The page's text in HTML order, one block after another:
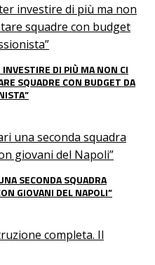
DI PIÙ MA NON CI
SQUADRE CON BUDGET DA
SECONDA SQUADRA
GIOVANI DEL NAPOLI”